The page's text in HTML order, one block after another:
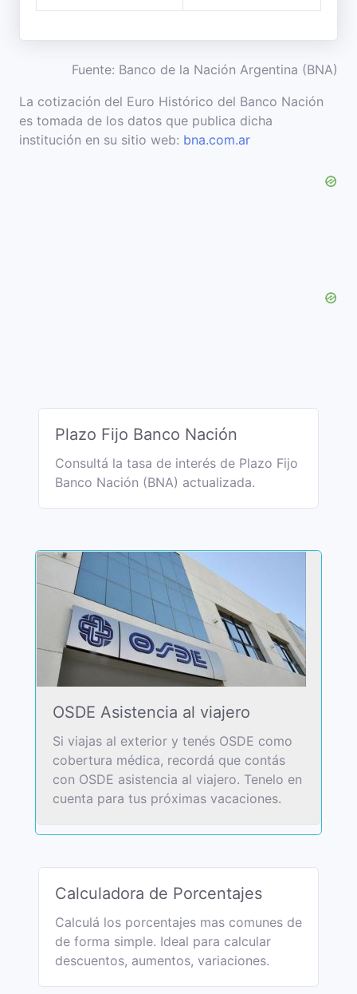
Fuente: Banco de la Nación Argentina (BNA)
La cotización del Euro Histórico del Banco Nación
es tomada de los datos que publica dicha
institución en su sitio web: bna.com.ar
Plazo Fijo Banco Nación
Consultá la tasa de interés de Plazo Fijo
Banco Nación (BNA) actualizada.
OSDE Asistencia al viajero
Si viajas al exterior y tenés OSDE como
cobertura médica, recordá que contás
con OSDE asistencia al viajero. Tenelo en
cuenta para tus próximas vacaciones.
Calculadora de Porcentajes
Calculá los porcentajes mas comunes de
de forma simple. Ideal para calcular
descuentos, aumentos, variaciones.